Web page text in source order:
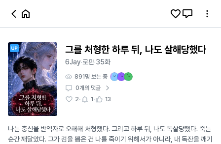
그를 처형한 하루 뒤, 나도 살해당했다
6Jay·로판·35화
891 명 보는 중
0개의 댓글
2· 1 · 13
나는 충신을 반역자로 오해해 처형했다. 그리고 하루 뒤, 나도 독살당했다. 죽는
순간 깨달았다. 그가 검을 뽑은 건 나를 죽이기 위해서가 아니라, 내 독잔을 깨기